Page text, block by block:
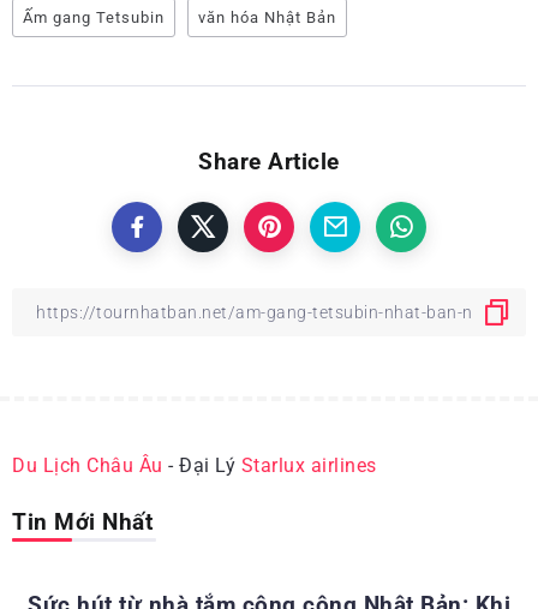
Ấm gang Tetsubin văn hóa Nhật Bản
Share Article
Du Lịch Châu Âu - Đại Lý Starlux airlines
Tin Mới Nhất